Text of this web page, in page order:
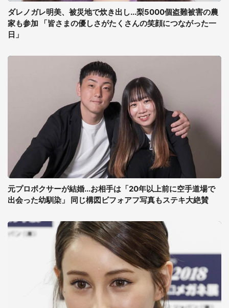
ダレノガレ明美、被災地で炊き出し...梨5000個盗難被害の農
家も参加 「皆さまの優しさがたくさんの笑顔につながった一
日」
元プロボクサーが結婚...お相手は「20年以上前に空手道場で
出会った幼馴染」 同じ構図ビフォアフ写真もステキ大絶賛